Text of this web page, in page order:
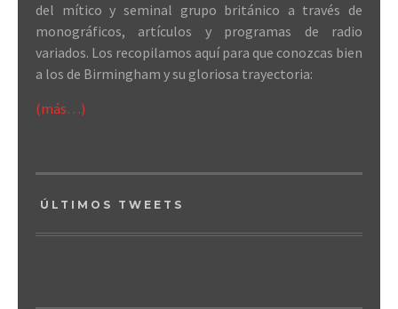
del mítico y seminal grupo británico a través de
monográficos, artículos y programas de radio
variados. Los recopilamos aquí para que conozcas bien
a los de Birmingham y su gloriosa trayectoria:
(más…)
ÚLTIMOS TWEETS